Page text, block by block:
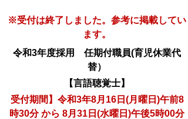
※受付は終了しました。参考に掲載してい
ます。
令和3年度採用 任期付職員(育児休業代
替）
【言語聴覚士】
受付期間】令和3年8月16日(月曜日)午前8
時30分 から 8月31日(水曜日)午後5時00分